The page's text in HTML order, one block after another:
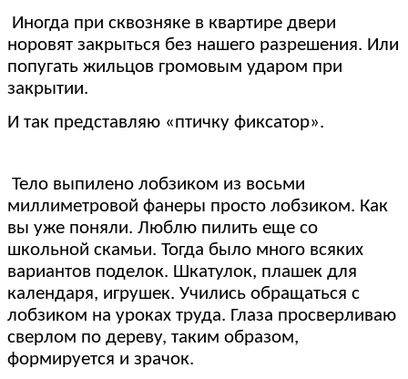
Иногда при сквозняке в квартире двери
норовят закрыться без нашего разрешения. Или
попугать жильцов громовым ударом при
закрытии.
И так представляю «птичку фиксатор».
Тело выпилено лобзиком из восьми
миллиметровой фанеры просто лобзиком. Как
вы уже поняли. Люблю пилить еще со
школьной скамьи. Тогда было много всяких
вариантов поделок. Шкатулок, плашек для
календаря, игрушек. Учились обращаться с
лобзиком на уроках труда. Глаза просверливаю
сверлом по дереву, таким образом,
формируется и зрачок.